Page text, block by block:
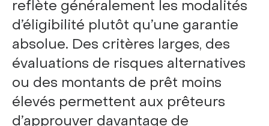
reflète généralement les modalités
d’éligibilité plutôt qu’une garantie
absolue. Des critères larges, des
évaluations de risques alternatives
ou des montants de prêt moins
élevés permettent aux prêteurs
d’approuver davantage de